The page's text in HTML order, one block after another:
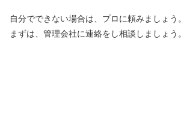
自分でできない場合は、プロに頼みましょう。
まずは、管理会社に連絡をし相談しましょう。